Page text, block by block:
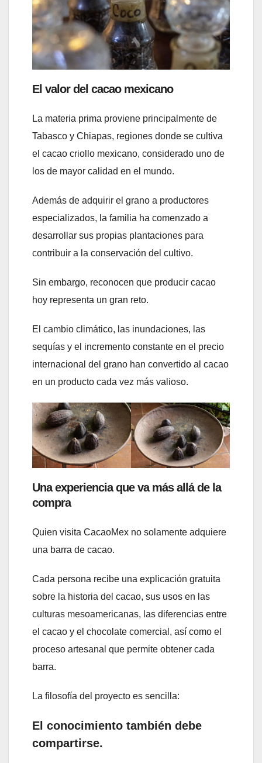
El valor del cacao mexicano
La materia prima proviene principalmente de
Tabasco y Chiapas, regiones donde se cultiva
el cacao criollo mexicano, considerado uno de
los de mayor calidad en el mundo.
Además de adquirir el grano a productores
especializados, la familia ha comenzado a
desarrollar sus propias plantaciones para
contribuir a la conservación del cultivo.
Sin embargo, reconocen que producir cacao
hoy representa un gran reto.
El cambio climático, las inundaciones, las
sequías y el incremento constante en el precio
internacional del grano han convertido al cacao
en un producto cada vez más valioso.
Una experiencia que va más allá de la
compra
Quien visita CacaoMex no solamente adquiere
una barra de cacao.
Cada persona recibe una explicación gratuita
sobre la historia del cacao, sus usos en las
culturas mesoamericanas, las diferencias entre
el cacao y el chocolate comercial, así como el
proceso artesanal que permite obtener cada
barra.
La filosofía del proyecto es sencilla:
El conocimiento también debe
compartirse.